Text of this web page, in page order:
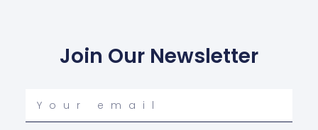
Join Our Newsletter
email